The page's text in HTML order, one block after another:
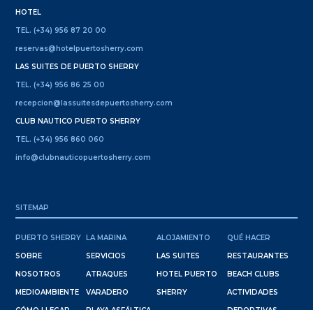
HOTEL
TEL. (+34) 956 87 20 00
reservas@hotelpuertosherry.com
LAS SUITES DE PUERTO SHERRY
TEL. (+34) 956 86 25 00
recepcion@lassuitesdepuertosherry.com
CLUB NAUTICO PUERTO SHERRY
TEL. (+34) 956 860 060
info@clubnauticopuertosherry.com
SITEMAP
PUERTO SHERRY
SOBRE
NOSOTROS
MEDIOAMBIENTE
LA MARINA
SERVICIOS
ATRAQUES
VARADERO
ALOJAMIENTO
LAS SUITES
HOTEL PUERTO
SHERRY
QUÉ HACER
RESTAURANTES
BEACH CLUBS
ACTIVIDADES